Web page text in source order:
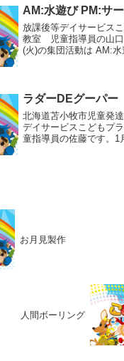
「まだかな？」「楽し
が運ばれてくるまでみ...
AM:水遊び PM:サ
放課後等デイサービス
教室 児童指導員の山口
(火)の集団活動は AM:
ったの...
ラダーDEグーパー
北海道苫小牧市児童発
デイサービスこどもプ
童指導員の佐藤です。1
お月見製作
人間ボーリング